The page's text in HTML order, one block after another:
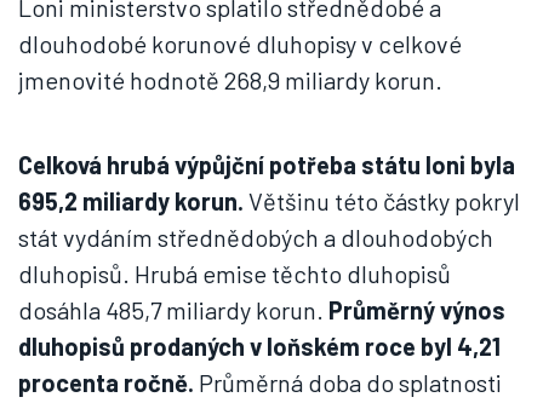
Loni ministerstvo splatilo střednědobé a
dlouhodobé korunové dluhopisy v celkové
jmenovité hodnotě 268,9 miliardy korun.
Celková hrubá výpůjční potřeba státu loni byla
695,2 miliardy korun. Většinu této částky pokryl
stát vydáním střednědobých a dlouhodobých
dluhopisů. Hrubá emise těchto dluhopisů
dosáhla 485,7 miliardy korun. Průměrný výnos
dluhopisů prodaných v loňském roce byl 4,21
procenta ročně. Průměrná doba do splatnosti